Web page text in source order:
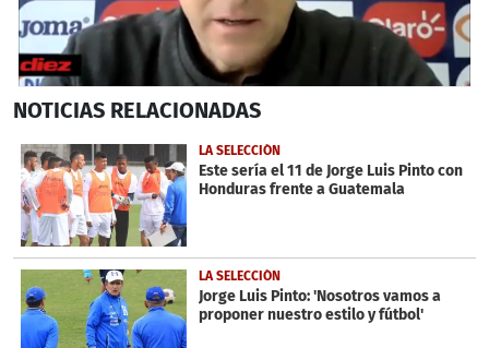
seconds
48
seconds
NOTICIAS RELACIONADAS
LA SELECCIÓN
Este sería el 11 de Jorge Luis Pinto con
Honduras frente a Guatemala
LA SELECCIÓN
Jorge Luis Pinto: 'Nosotros vamos a
proponer nuestro estilo y fútbol'